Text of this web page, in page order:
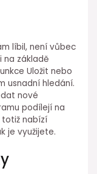
líbil, není vůbec
na základě
Uložit nebo
usnadní hledání.
nové
podílejí na
totiž nabízí
je využijete.